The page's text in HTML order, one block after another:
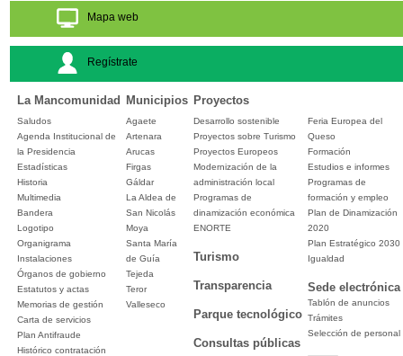
Mapa web
Regístrate
La Mancomunidad Municipios Proyectos
Saludos
Agenda Institucional de
la Presidencia
Estadísticas
Historia
Multimedia
Bandera
Logotipo
Organigrama
Instalaciones
Órganos de gobierno
Estatutos y actas
Memorias de gestión
Carta de servicios
Plan Antifraude
Histórico contratación
Agaete
Artenara
Arucas
Firgas
Gáldar
La Aldea de
San Nicolás
Moya
Santa María
de Guía
Tejeda
Teror
Valleseco
Desarrollo sostenible
Proyectos sobre Turismo
Proyectos Europeos
Modernización de la
administración local
Programas de
dinamización económica
ENORTE
Turismo
Transparencia
Parque tecnológico
Consultas públicas
Feria Europea del
Queso
Formación
Estudios e informes
Programas de
formación y empleo
Plan de Dinamización
2020
Plan Estratégico 2030
Igualdad
Sede electrónica
Tablón de anuncios
Trámites
Selección de personal